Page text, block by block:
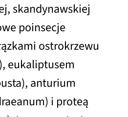
skandynawskiej
poinsecje
ostrokrzewu
eukaliptusem
anturium
i proteą